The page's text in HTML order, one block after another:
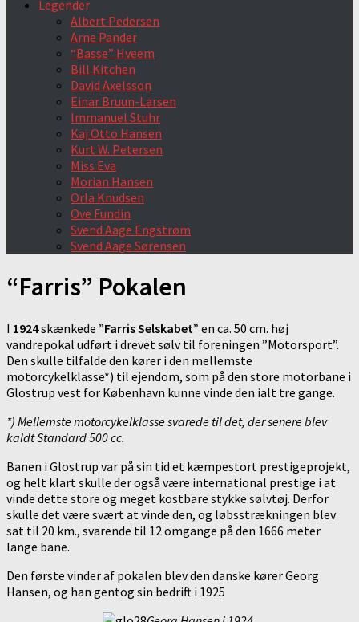
Legender
Albert Pedersen
Arne Pander
“Basse” Hveem
Bill Kitchen
David Axelsson
Einar Bruun-Larsen
Immanuel Stuhr
Kaj Otto Hansen
Kurt W. Petersen
Miss Eva
Morian Hansen
Orla Knudsen
Ove Fundin
Svend Aage Engstrøm
Svend Aage Sørensen
“Farris” Pokalen
I 1924skænkede ”Farris Selskabet” en ca. 50 cm. høj
vandrepokal udført i drevet sølv til foreningen ”Motorsport”.
Den skulle tilfalde den kører i den mellemste
motorcykelklasse*) til ejendom, som på den store motorbane i
Glostrup vest for København kunne vinde den ialt tre gange.
*) Mellemste motorcykelklasse svarede til det, der senere blev
kaldt Standard 500 cc.
Banen i Glostrup var på sin tid et kæmpestort prestigeprojekt,
og helt klart skulle der også være international prestige i at
vinde dette store og meget kostbare stykke sølvtøj. Derfor
skulle det være svært at vinde den, og løbsstrækningen blev
sat til 20 km., svarende til 12 omgange på den 1666 meter
lange bane.
Den første vinder af pokalen blev den danske kører Georg
Hansen, og han gentog sin bedrift i 1925